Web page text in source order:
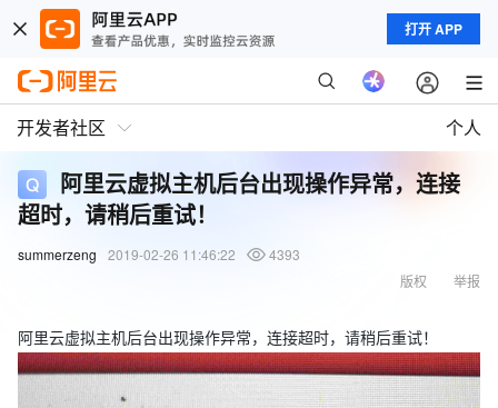
打开 APP
开发者社区 个人
阿里云虚拟主机后台出现操作异常，连接
超时，请稍后重试！
summerzeng 2019-02-26 11:46:22
4393
举报
版权
阿里云虚拟主机后台出现操作异常，连接超时，请稍后重试！